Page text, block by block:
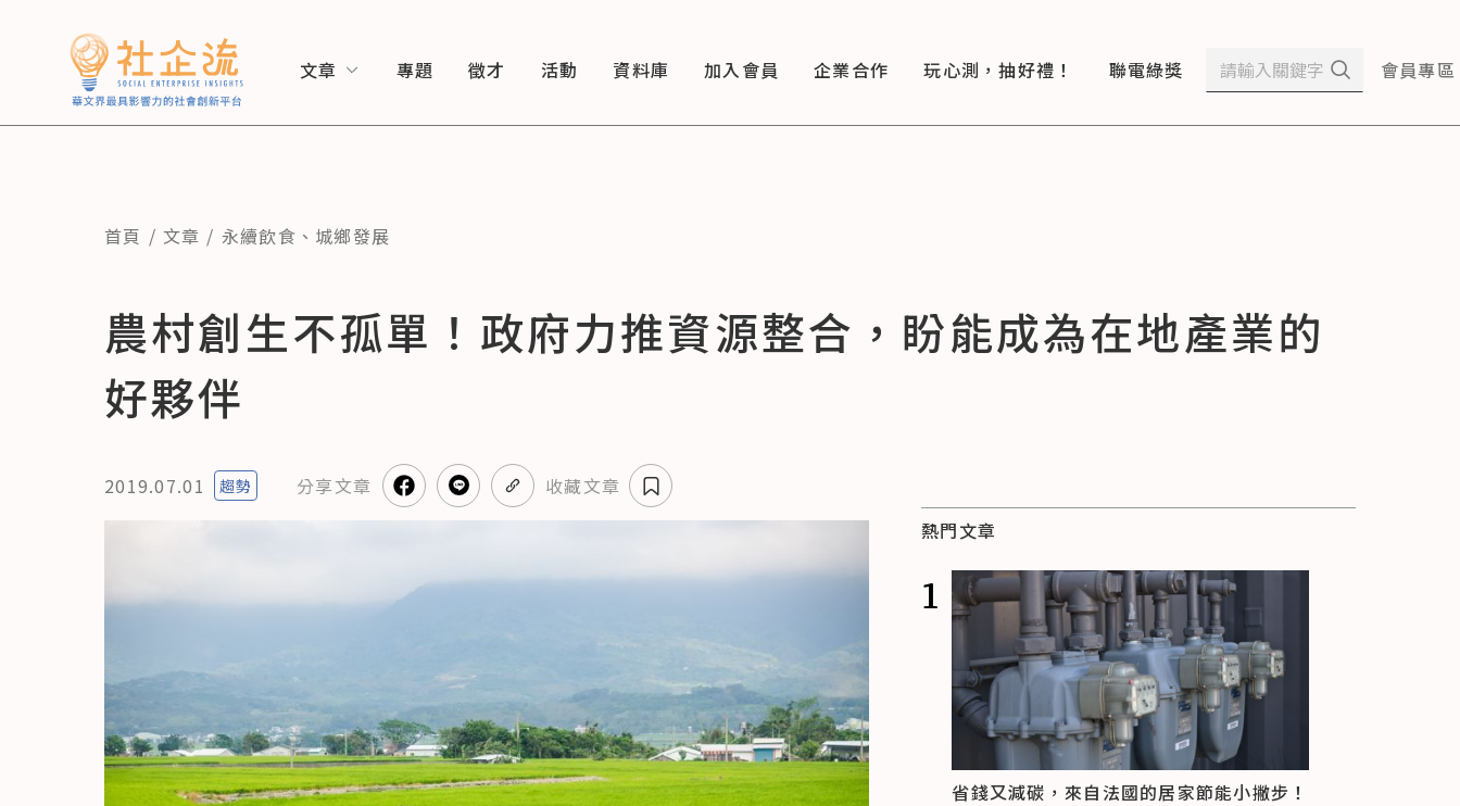
文章 專題 徵才 活動 資料庫 加入會員 企業合作 玩心測，抽好禮！ 聯電綠獎 會員專區
首頁 文章 永續飲食 、 城鄉發展
農村創生不孤單！政府力推資源整合，盼能成為在地產業的
好夥伴
2019.07.01 趨勢 分享文章 收藏文章
熱門文章
1
省錢又減碳，來自法國的居家節能小撇步！